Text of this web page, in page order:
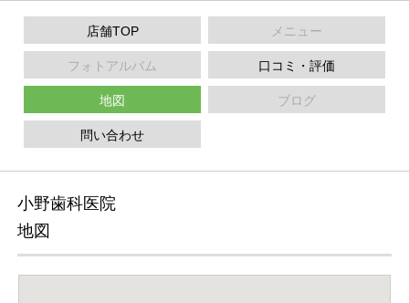
店舗TOP メニュー
フォトアルバム 口コミ・評価
地図 ブログ
問い合わせ
小野歯科医院
地図